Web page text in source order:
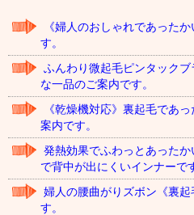
《婦人のおしゃれであった
す。
ふんわり微起毛ピンタック
な一品のご案内です。
《乾燥機対応》裏起毛であ
案内です。
発熱効果でふわっとあった
で背中が出にくいインナーで
婦人の腰曲がりズボン《裏
す。